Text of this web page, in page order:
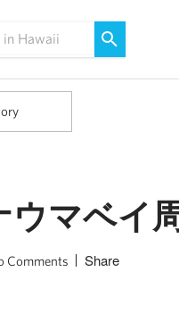
マベイ
Comments Share